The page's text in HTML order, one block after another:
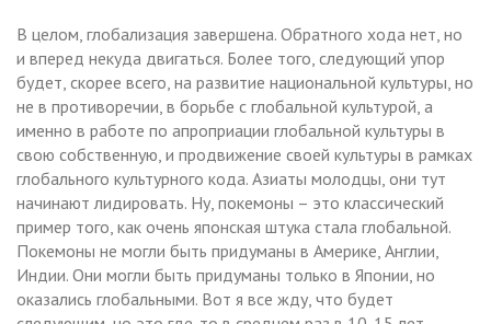
В целом, глобализация завершена. Обратного хода нет, но
и вперед некуда двигаться. Более того, следующий упор
будет, скорее всего, на развитие национальной культуры, но
не в противоречии, в борьбе с глобальной культурой, а
именно в работе по апроприации глобальной культуры в
свою собственную, и продвижение своей культуры в рамках
глобального культурного кода. Азиаты молодцы, они тут
начинают лидировать. Ну, покемоны – это классический
пример того, как очень японская штука стала глобальной.
Покемоны не могли быть придуманы в Америке, Англии,
Индии. Они могли быть придуманы только в Японии, но
оказались глобальными. Вот я все жду, что будет